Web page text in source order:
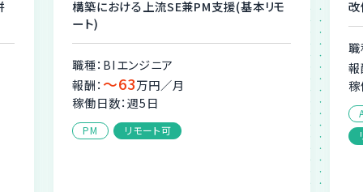
構築における上流SE兼PM支援(基本リモ
ート)
職種：BIエンジニア
報酬： 〜63万円／月
稼働日数：週5日
PM リモート可
職
報